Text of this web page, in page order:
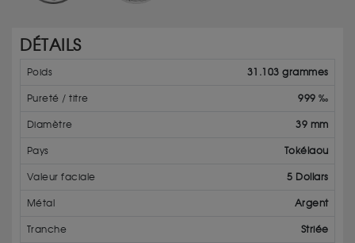
DÉTAILS
Poids 31.103 grammes
Pureté / titre 999 ‰
Diamètre 39 mm
Pays Tokélaou
Valeur faciale 5 Dollars
Métal Argent
Tranche Striée